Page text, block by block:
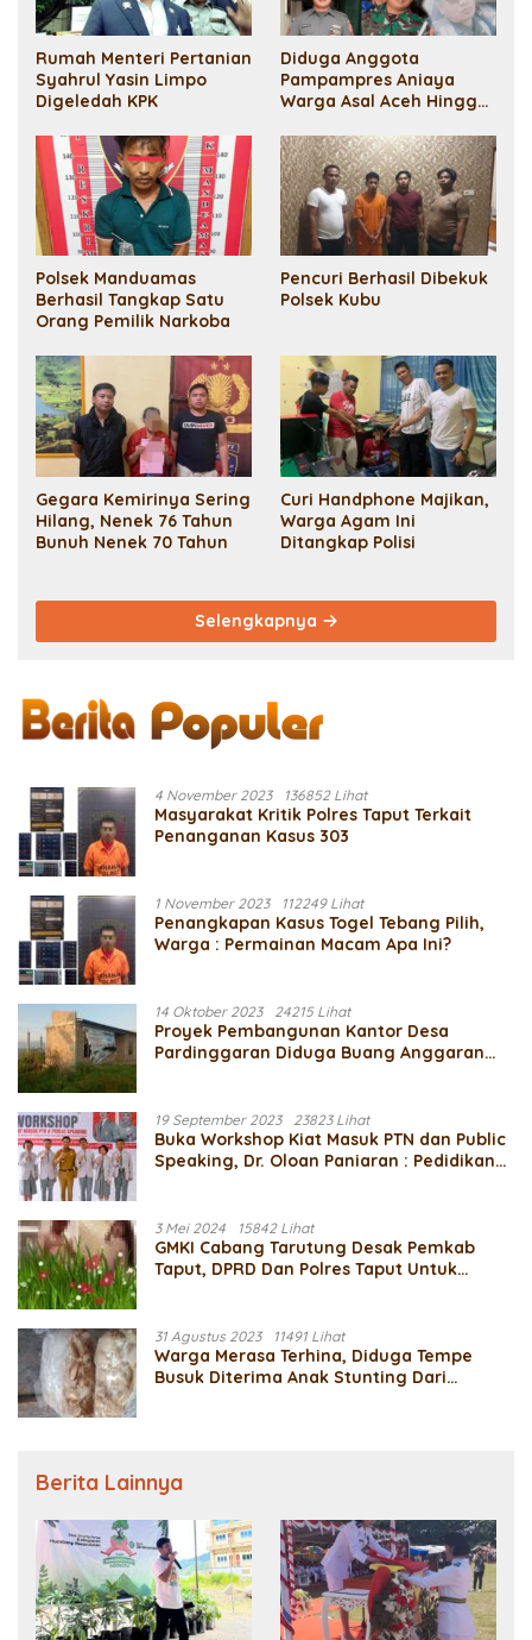
Rumah Menteri Pertanian
Syahrul Yasin Limpo
Digeledah KPK
Diduga Anggota
Pampampres Aniaya
Warga Asal Aceh Hingga
Tebusan 50 Juta
Polsek Manduamas
Berhasil Tangkap Satu
Orang Pemilik Narkoba
Pencuri Berhasil Dibekuk
Polsek Kubu
Gegara Kemirinya Sering
Hilang, Nenek 76 Tahun
Bunuh Nenek 70 Tahun
Curi Handphone Majikan,
Warga Agam Ini
Ditangkap Polisi
Selengkapnya
4 November 2023 136852 Lihat
Masyarakat Kritik Polres Taput Terkait
Penanganan Kasus 303
1 November 2023 112249 Lihat
Penangkapan Kasus Togel Tebang Pilih,
Warga : Permainan Macam Apa Ini?
14 Oktober 2023 24215 Lihat
Proyek Pembangunan Kantor Desa
Pardinggaran Diduga Buang Anggaran
19 September 2023 23823 Lihat
Buka Workshop Kiat Masuk PTN dan Public
Speaking, Dr. Oloan Paniaran : Pedidikan
3 Mei 2024 15842 Lihat
GMKI Cabang Tarutung Desak Pemkab
Taput, DPRD Dan Polres Taput Untuk
Bawahannya
31 Agustus 2023 11491 Lihat
Warga Merasa Terhina, Diduga Tempe
Busuk Diterima Anak Stunting Dari
Berita Lainnya